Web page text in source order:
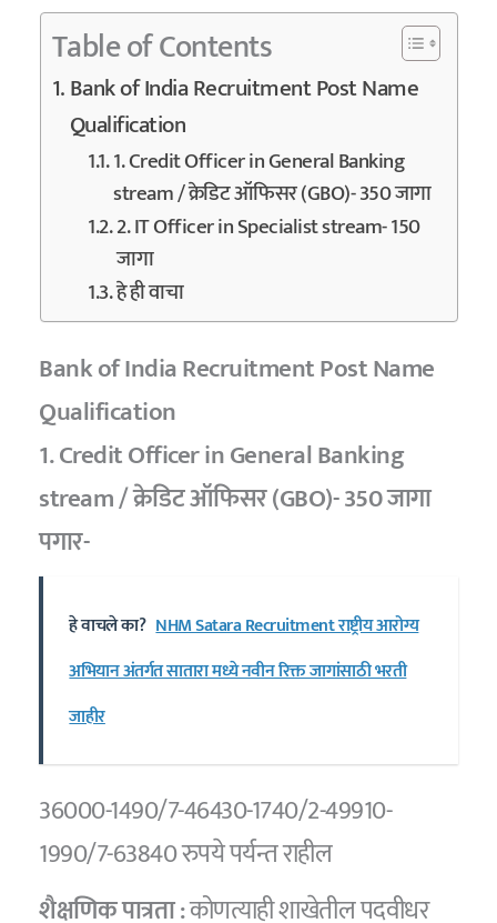
Table of Contents
Bank of India Recruitment Post Name
Qualification
1. Credit Officer in General Banking
stream / क्रेडिट ऑफिसर (GBO)- 350 जागा
2. IT Officer in Specialist stream- 150
जागा
हे ही वाचा
Bank of India Recruitment Post Name
Qualification
1. Credit Officer in General Banking
stream / क्रेडिट ऑफिसर (GBO)- 350 जागा
पगार-
हे वाचले का? NHM Satara Recruitment राष्ट्रीय आरोग्य
अभियान अंतर्गत सातारा मध्ये नवीन रिक्त जागांसाठी भरती
जाहीर
36000-1490/7-46430-1740/2-49910-
1990/7-63840 रुपये पर्यन्त राहील
शैक्षणिक पात्रता :कोणत्याही शाखेतील पदवीधर